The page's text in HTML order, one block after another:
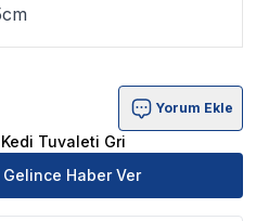
Ürün Yorumları
Yorum Ekle
Tuvaleti Gri
Gelince Haber Ver